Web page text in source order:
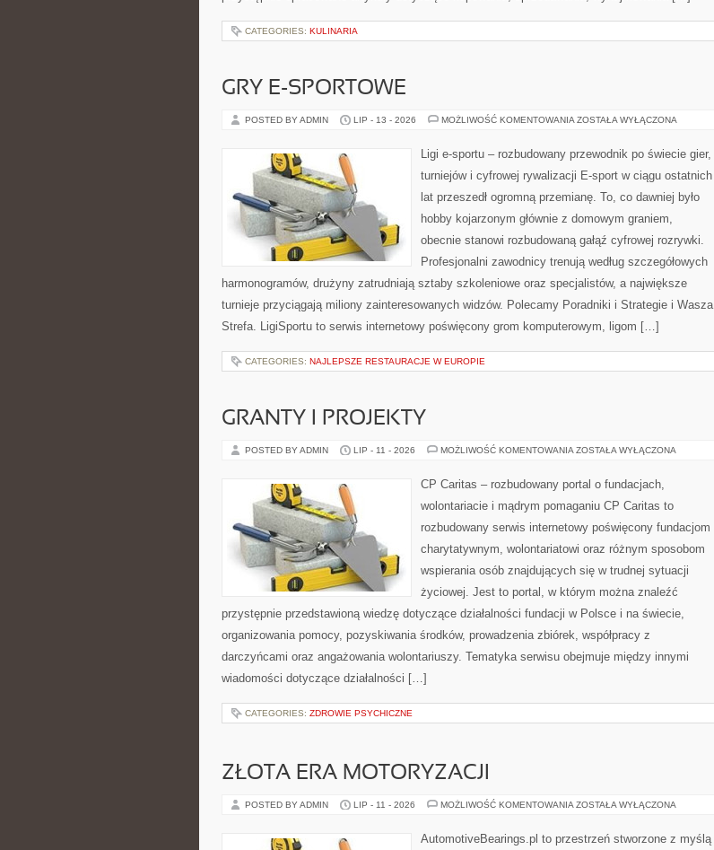
CATEGORIES: KULINARIA
GRY E-SPORTOWE
POSTED BY ADMIN LIP - 13 - 2026 MOŻLIWOŚĆ KOMENTOWANIA GRY
ZOSTAŁA WYŁĄCZONA
Ligi e-sportu – rozbudowany przewodnik po świecie gier,
turniejów i cyfrowej rywalizacji E-sport w ciągu ostatnich
lat przeszedł ogromną przemianę. To, co dawniej było
hobby kojarzonym głównie z domowym graniem,
obecnie stanowi rozbudowaną gałąź cyfrowej rozrywki.
Profesjonalni zawodnicy trenują według szczegółowych
harmonogramów, drużyny zatrudniają sztaby szkoleniowe oraz specjalistów, a największe
turnieje przyciągają miliony zainteresowanych widzów. Polecamy Poradniki i Strategie i Wasza
Strefa. LigiSportu to serwis internetowy poświęcony grom komputerowym, ligom […]
CATEGORIES: NAJLEPSZE RESTAURACJE W EUROPIE
GRANTY I PROJEKTY
POSTED BY ADMIN LIP - 11 - 2026 MOŻLIWOŚĆ KOMENTOWANIA GRANTY
ZOSTAŁA WYŁĄCZONA
CP Caritas – rozbudowany portal o fundacjach,
wolontariacie i mądrym pomaganiu CP Caritas to
rozbudowany serwis internetowy poświęcony fundacjom
charytatywnym, wolontariatowi oraz różnym sposobom
wspierania osób znajdujących się w trudnej sytuacji
życiowej. Jest to portal, w którym można znaleźć
przystępnie przedstawioną wiedzę dotyczące działalności fundacji w Polsce i na świecie,
organizowania pomocy, pozyskiwania środków, prowadzenia zbiórek, współpracy z
darczyńcami oraz angażowania wolontariuszy. Tematyka serwisu obejmuje między innymi
wiadomości dotyczące działalności […]
CATEGORIES: ZDROWIE PSYCHICZNE
ZŁOTA ERA MOTORYZACJI
POSTED BY ADMIN LIP - 11 - 2026 MOŻLIWOŚĆ KOMENTOWANIA ZŁOTA
ZOSTAŁA WYŁĄCZONA
AutomotiveBearings.pl to przestrzeń stworzone z myślą